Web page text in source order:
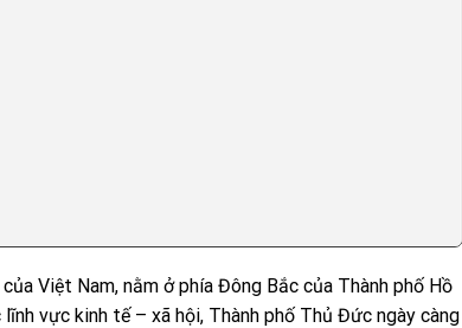
Việt Nam, nằm ở phía Đông Bắc của Thành phố Hồ
vực kinh tế – xã hội, Thành phố Thủ Đức ngày càng